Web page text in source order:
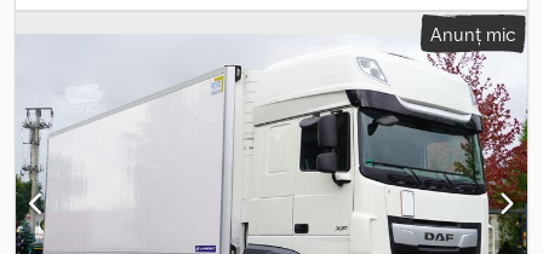
șofer:cabina de dormit, tip de angrenaj:automat, clasă de emisii:
Euro 6, An de fabricație:
ABS, AdBlue, EBS (Sistem
de frânare electronic), aer condiționat, airbag, proiectoare de
ceață, reglare electrică a geamurilor, închidere centralizată, =
Opțiuni și accesorii suplimentare = - Aer condiționat - Scaune cu
suspensie pneumatică - Radio/CD player - Cabină de dormit -
Fuste laterale Codpszq Awqofx Aa Terf = Note = DAF XG480
Standard 2023 2023 Alb 317.064 km XLRTEF5300G465213
Deflector complet, aer condiționat staționar, tahograf nou G2v2,
sistem hidraulic Hyva = Informații suplimentare = Axă față:
Anunț mic